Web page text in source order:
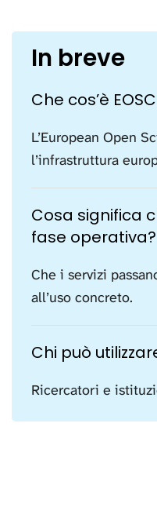
In breve
Che cos’è
L’European Open
l’infrastruttura
Cosa significa
fase operativa?
Che i servizi
all’uso concreto.
Chi può
Ricercatori e